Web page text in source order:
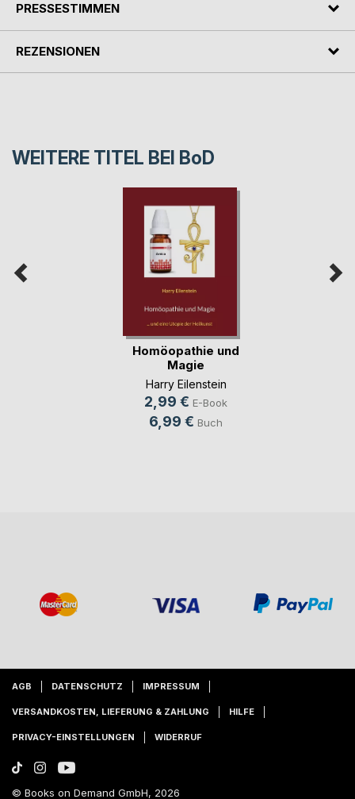
PRESSESTIMMEN
REZENSIONEN
WEITERE TITEL BEI BoD
Homöopathie und
Magie
Harry Eilenstein
2,99 € E-Book
6,99 € Buch
AGB DATENSCHUTZ IMPRESSUM
VERSANDKOSTEN, LIEFERUNG & ZAHLUNG HILFE
PRIVACY-EINSTELLUNGEN WIDERRUF
© Books on Demand GmbH, 2026